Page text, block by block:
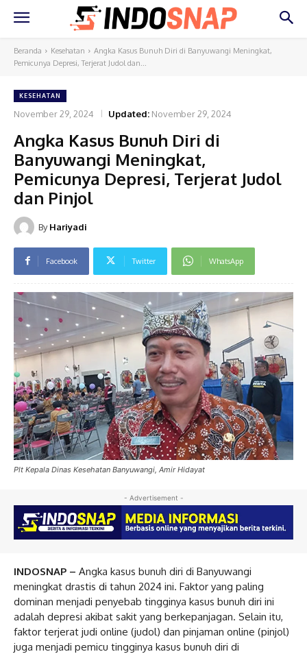
Beranda Kesehatan
Angka Kasus Bunuh Diri di Banyuwangi Meningkat,
Pemicunya Depresi, Terjerat Judol dan...
KESEHATAN
November 29, 2024 Updated: November 29, 2024
Angka Kasus Bunuh Diri di
Banyuwangi Meningkat,
Pemicunya Depresi, Terjerat Judol
dan Pinjol
By Hariyadi
Facebook Twitter WhatsApp
Plt Kepala Dinas Kesehatan Banyuwangi, Amir Hidayat
- Advertisement -
INDOSNAP – Angka kasus bunuh diri di Banyuwangi
meningkat drastis di tahun 2024 ini. Faktor yang paling
dominan menjadi penyebab tingginya kasus bunuh diri ini
adalah depresi akibat sakit yang berkepanjagan. Selain itu,
faktor terjerat judi online (judol) dan pinjaman online (pinjol)
juga menjadi pemicu tingginya kasus bunuh diri di